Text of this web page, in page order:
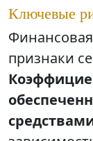
Ключевые
признаки